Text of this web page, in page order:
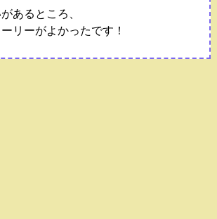
あるところ、
リーがよかったです！